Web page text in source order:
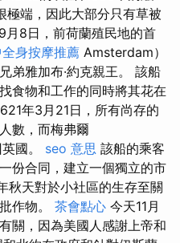
極端，因此大部分只有草被
月8日，前荷蘭殖民地的首
身按摩推薦 Amsterdam）
弟雅加布·約克親王。 該船
食物和工作的同時將其花在
年3月21日，所有尚存的
數，而梅弗爾
國。 seo 意思 該船的乘客
份合同，建立一個獨立的市
秋天對於小社區的生存至關
作物。 茶會點心 今天11月
關，因為美國人感謝上帝和